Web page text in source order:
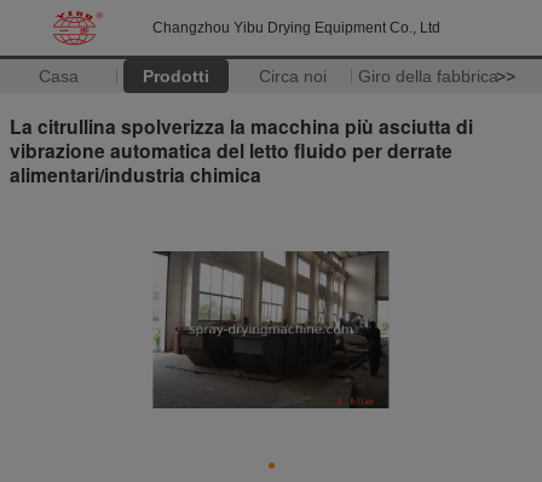
Changzhou Yibu Drying Equipment Co., Ltd
Casa Prodotti Circa noi Giro della fabbrica>>
La citrullina spolverizza la macchina più asciutta di
vibrazione automatica del letto fluido per derrate
alimentari/industria chimica